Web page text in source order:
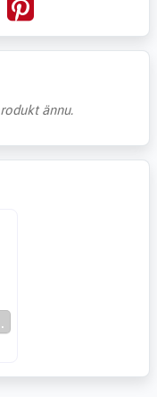
ännu.